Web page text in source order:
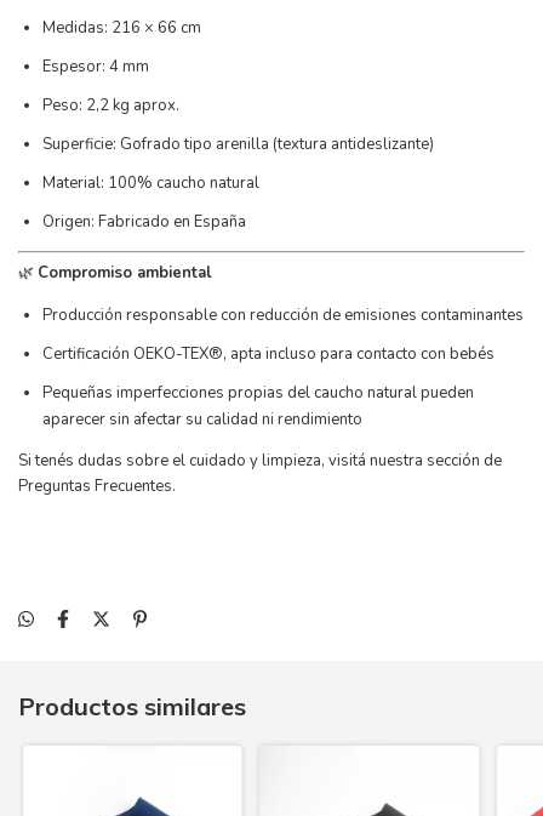
Medidas: 216 × 66 cm
Espesor: 4 mm
Peso: 2,2 kg aprox.
Superficie: Gofrado tipo arenilla (textura antideslizante)
Material: 100% caucho natural
Origen: Fabricado en España
🌿 Compromiso ambiental
Producción responsable con reducción de emisiones contaminantes
Certificación OEKO-TEX®, apta incluso para contacto con bebés
Pequeñas imperfecciones propias del caucho natural pueden
aparecer sin afectar su calidad ni rendimiento
Si tenés dudas sobre el cuidado y limpieza, visitá nuestra sección de
Preguntas Frecuentes.
Productos similares